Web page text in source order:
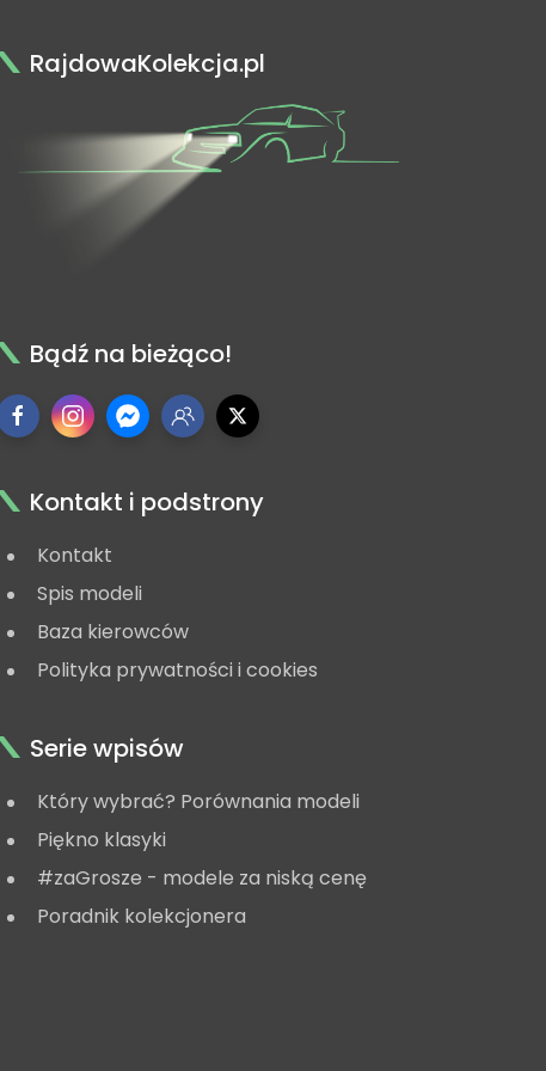
RajdowaKolekcja.pl
Bądź na bieżąco!
Kontakt i podstrony
Kontakt
Spis modeli
Baza kierowców
Polityka prywatności i cookies
Serie wpisów
Który wybrać? Porównania modeli
Piękno klasyki
#zaGrosze - modele za niską cenę
Poradnik kolekcjonera